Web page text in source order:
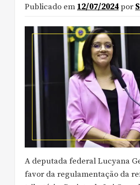
Publicado em 12/07/2024por
A deputada federal Lucyana
favor da regulamentação da